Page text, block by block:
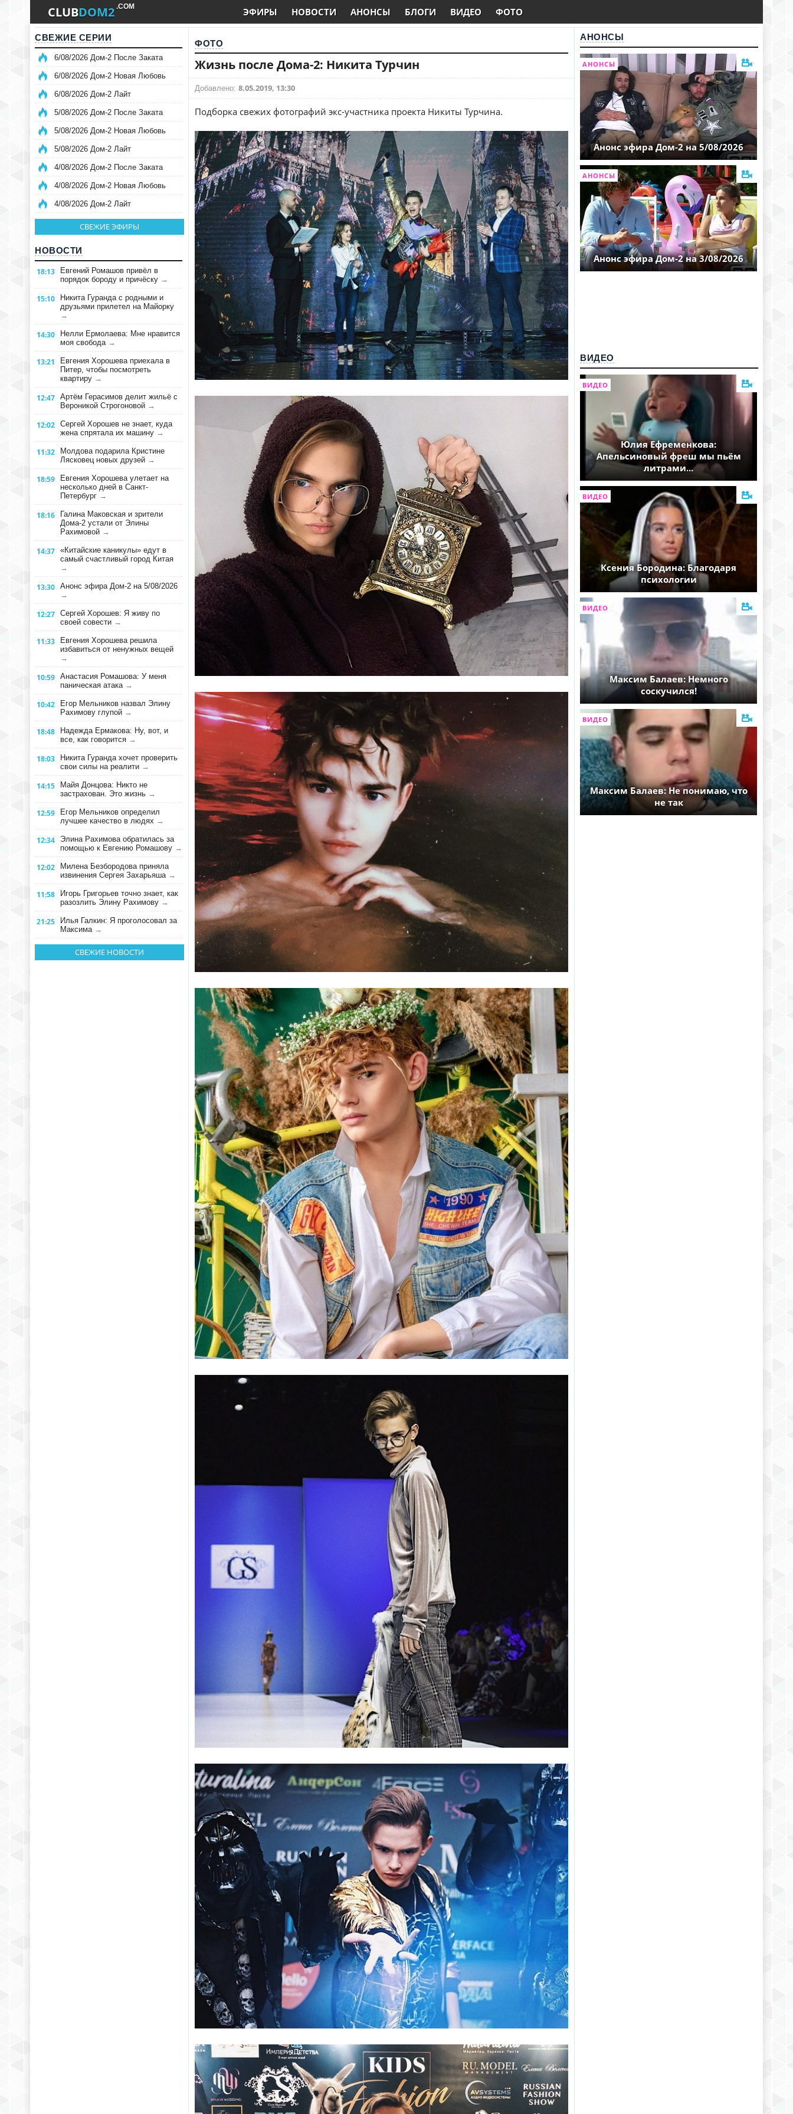
CLUBDOM2 .COM ЭФИРЫ НОВОСТИ АНОНСЫ БЛОГИ ВИДЕО ФОТО
СВЕЖИЕ СЕРИИ
6/08/2026 Дом-2 После Заката
6/08/2026 Дом-2 Новая Любовь
6/08/2026 Дом-2 Лайт
5/08/2026 Дом-2 После Заката
5/08/2026 Дом-2 Новая Любовь
5/08/2026 Дом-2 Лайт
4/08/2026 Дом-2 После Заката
4/08/2026 Дом-2 Новая Любовь
4/08/2026 Дом-2 Лайт
СВЕЖИЕ ЭФИРЫ
НОВОСТИ
18:13
Евгений Ромашов привёл в
порядок бороду и причёску →
15:10
Никита Гуранда с родными и
друзьями прилетел на Майорку
→
14:30
Нелли Ермолаева: Мне нравится
моя свобода →
13:21
Евгения Хорошева приехала в
Питер, чтобы посмотреть
квартиру →
12:47 Артём Герасимов делит жильё с
Вероникой Строгоновой →
12:02 Сергей Хорошев не знает, куда
жена спрятала их машину →
11:32
Молдова подарила Кристине
Лясковец новых друзей →
18:59
Евгения Хорошева улетает на
несколько дней в Санкт-
Петербург →
18:16
Галина Маковская и зрители
Дома-2 устали от Элины
Рахимовой →
14:37 «Китайские каникулы» едут в
самый счастливый город Китая
→
13:30 Анонс эфира Дом-2 на 5/08/2026
→
12:27 Сергей Хорошев: Я живу по
своей совести →
11:33
Евгения Хорошева решила
избавиться от ненужных вещей
→
10:59 Анастасия Ромашова: У меня
паническая атака →
10:42
Егор Мельников назвал Элину
Рахимову глупой →
18:48
Надежда Ермакова: Ну, вот, и
все, как говорится →
18:03
Никита Гуранда хочет проверить
свои силы на реалити →
14:15
Майя Донцова: Никто не
застрахован. Это жизнь →
12:59
Егор Мельников определил
лучшее качество в людях →
12:34
Элина Рахимова обратилась за
помощью к Евгению Ромашову →
12:02
Милена Безбородова приняла
извинения Сергея Захарьяша →
11:58
Игорь Григорьев точно знает, как
разозлить Элину Рахимову →
21:25
Илья Галкин: Я проголосовал за
Максима →
СВЕЖИЕ НОВОСТИ
ФОТО
Жизнь после Дома-2: Никита Турчин
Добавлено: 8.05.2019, 13:30
Подборка свежих фотографий экс-участника проекта Никиты Турчина.
АНОНСЫ
АНОНСЫ
Анонс эфира Дом-2 на 5/08/2026
АНОНСЫ
Анонс эфира Дом-2 на 3/08/2026
ВИДЕО
ВИДЕО
Юлия Ефременкова:
Апельсиновый фреш мы пьём
литрами...
ВИДЕО
Ксения Бородина: Благодаря
психологии
ВИДЕО
Максим Балаев: Немного
соскучился!
ВИДЕО
Максим Балаев: Не понимаю, что
не так